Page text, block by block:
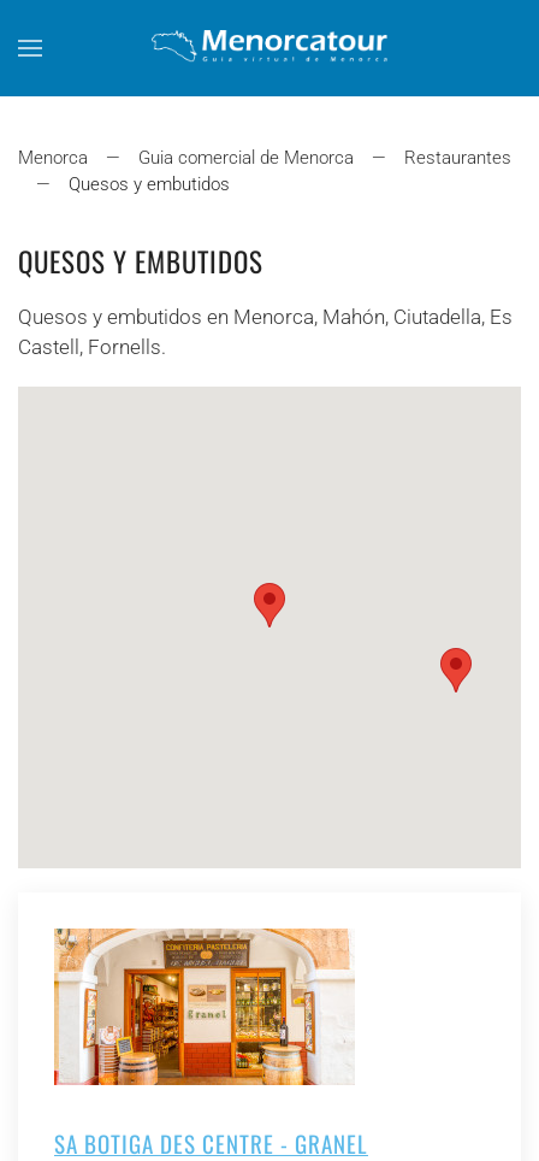
Skip to main content
Menorca Guia comercial de Menorca
Restaurantes
Quesos y embutidos
QUESOS Y EMBUTIDOS
Quesos y embutidos en Menorca, Mahón, Ciutadella, Es
Castell, Fornells.
SA BOTIGA DES CENTRE - GRANEL